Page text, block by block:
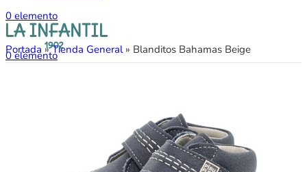
0 elemento
0elemento
Portada »Tienda General» Blanditos Bahamas Beige